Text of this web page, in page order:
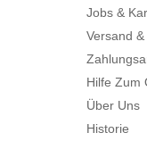
Jobs &
Versand
Hilfe Zum
Über Uns
Historie